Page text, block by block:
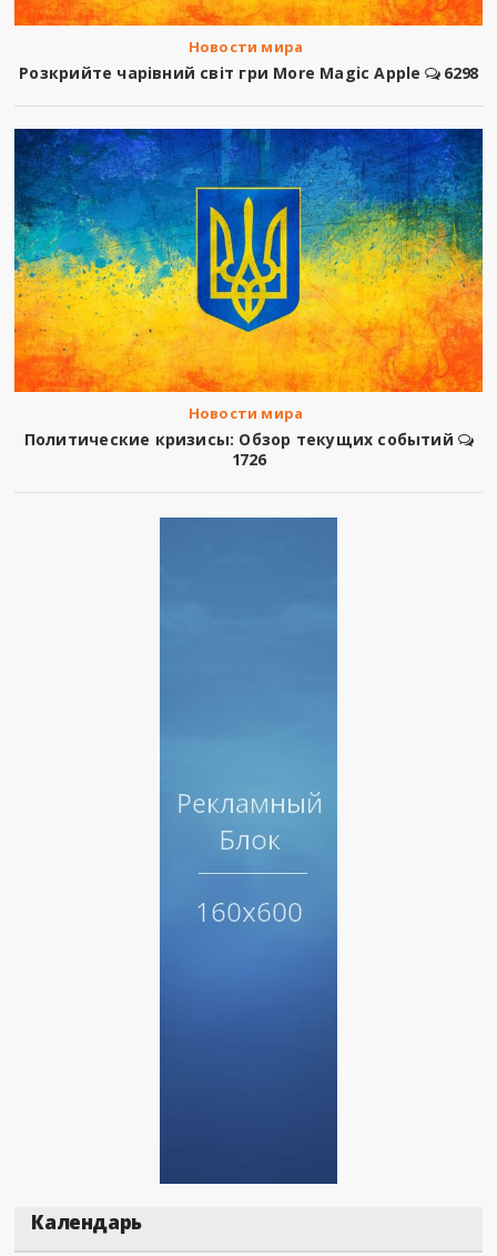
Новости мира
Розкрийте чарівний світ гри More Magic Apple 6298
Новости мира
Политические кризисы: Обзор текущих событий
1726
Календарь